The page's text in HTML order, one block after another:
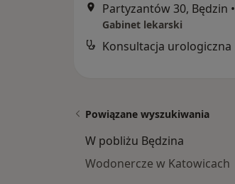
Partyzantów 30, Będzin •
Gabinet lekarski
Konsultacja urologiczna
Powiązane wyszukiwania
W pobliżu Będzina
Wodonercze w Katowicach